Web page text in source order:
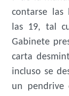
contarse las
las 19, tal
Gabinete
carta
incluso se
un pendrive